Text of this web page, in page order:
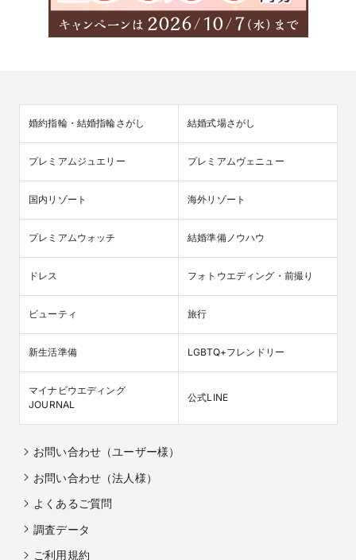
万→231万！夜景とキャンドル煌めく大人W
先輩花嫁に大人気のチャペル感動演出を1種プレゼント
生ケーキ￥1,200×人数分プレゼント
1件目来館でエンドロール24万円分プレゼント
万！充実したフォトタイムが好評
SPECIAL PRESENT
オリジナルアルバム
婚約指輪・結婚指輪さがし 結婚式場さがし
プレミアムジュエリー プレミアムヴェニュー
国内リゾート 海外リゾート
プレミアムウォッチ 結婚準備ノウハウ
ドレス フォトウエディング・前撮り
ビューティ 旅行
新生活準備 LGBTQ+フレンドリー
マイナビウエディング
JOURNAL
公式LINE
お問い合わせ（ユーザー様）
お問い合わせ（法人様）
よくあるご質問
調査データ
ご利用規約